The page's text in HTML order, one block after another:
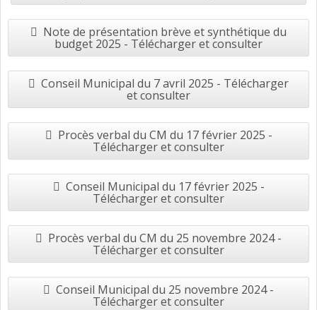
Note de présentation brève et synthétique du
budget 2025 - Télécharger et consulter
Conseil Municipal du 7 avril 2025 - Télécharger
et consulter
Procès verbal du CM du 17 février 2025 -
Télécharger et consulter
Conseil Municipal du 17 février 2025 -
Télécharger et consulter
Procès verbal du CM du 25 novembre 2024 -
Télécharger et consulter
Conseil Municipal du 25 novembre 2024 -
Télécharger et consulter